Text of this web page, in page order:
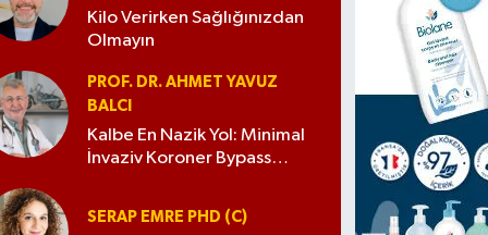
Kilo Verirken Sağlığınızdan
Olmayın
PROF. DR. AHMET YAVUZ
BALCI
Kalbe En Nazik Yol: Minimal
İnvaziv Koroner Bypass
SERAP EMRE PHD (C)